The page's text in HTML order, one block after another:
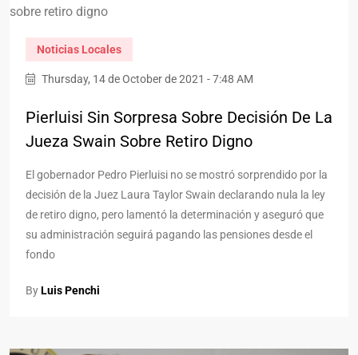
Noticias Locales
Thursday, 14 de October de 2021 - 7:48 AM
Pierluisi Sin Sorpresa Sobre Decisión De La
Jueza Swain Sobre Retiro Digno
El gobernador Pedro Pierluisi no se mostró sorprendido por la
decisión de la Juez Laura Taylor Swain declarando nula la ley
de retiro digno, pero lamentó la determinación y aseguró que
su administración seguirá pagando las pensiones desde el
fondo
ByLuis Penchi